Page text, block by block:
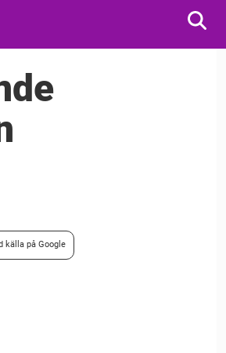
källa på Google